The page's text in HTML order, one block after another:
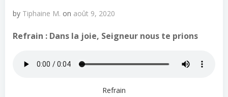
by Tiphaine M. on août 9, 2020
Refrain : Dans la joie, Seigneur nous te prions
Refrain